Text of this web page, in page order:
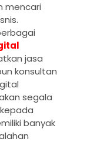
mencari
jasa
konsultan
segala
banyak